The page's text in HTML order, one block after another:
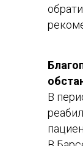
В
Учёба и переезд в
Study